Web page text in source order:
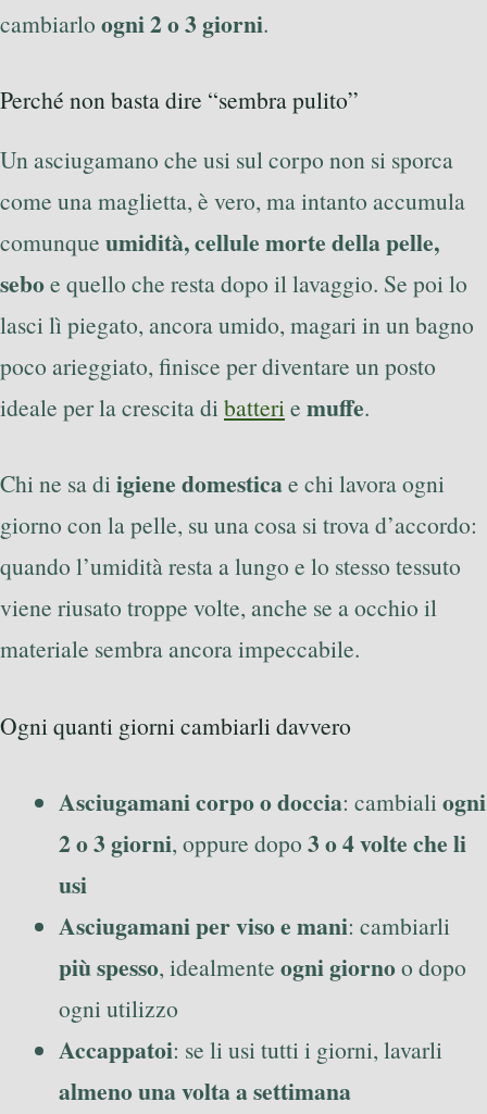
cambiarlo ogni 2 o 3 giorni.
Perché non basta dire “sembra pulito”
Un asciugamano che usi sul corpo non si sporca
come una maglietta, è vero, ma intanto accumula
comunque umidità, cellule morte della pelle,
seboe quello che resta dopo il lavaggio. Se poi lo
lasci lì piegato, ancora umido, magari in un bagno
poco arieggiato, finisce per diventare un posto
ideale per la crescita dibatterie muffe.
Chi ne sa diigiene domesticae chi lavora ogni
giorno con la pelle, su una cosa si trova d’accordo:
quando l’umidità resta a lungo e lo stesso tessuto
viene riusato troppe volte, anche se a occhio il
materiale sembra ancora impeccabile.
Ogni quanti giorni cambiarli davvero
Asciugamani corpo o doccia: cambialiogni
2 o 3 giorni, oppure dopo 3 o 4 volte che li
usi
Asciugamani per viso e mani: cambiarli
più spesso, idealmente ogni giornoo dopo
ogni utilizzo
Accappatoi: se li usi tutti i giorni, lavarli
almeno una volta a settimana